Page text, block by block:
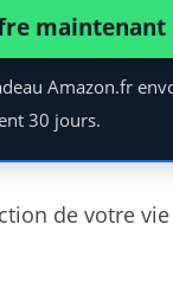
maintenant
Amazon.fr
30 jours.
de votre vie